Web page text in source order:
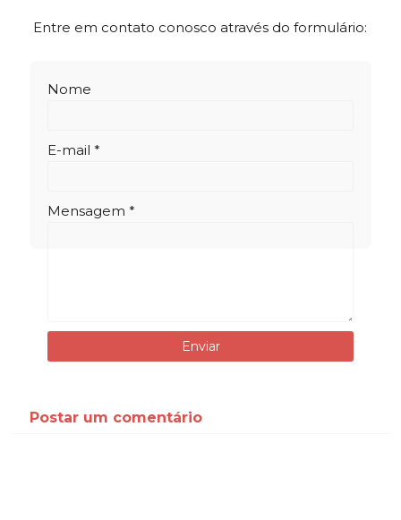
Entre em contato conosco através do formulário:
Nome
E-mail *
Mensagem *
Postar um comentário